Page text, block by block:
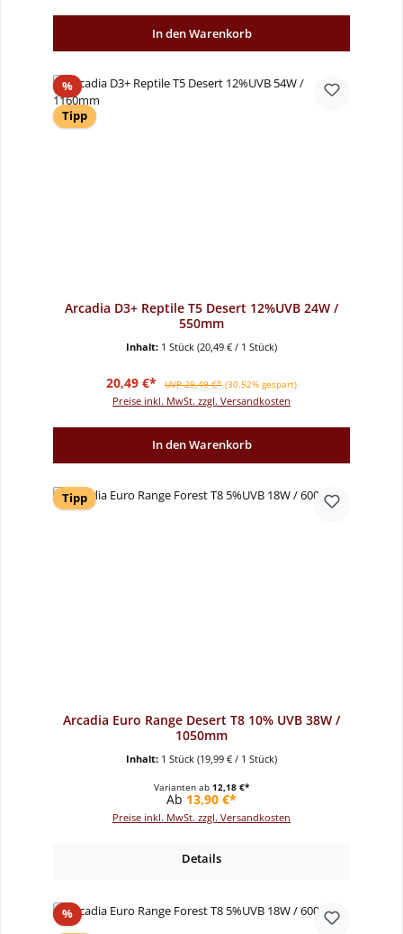
In den Warenkorb
%Rabatt
Tipp
Arcadia D3+ Reptile T5 Desert 12%UVB 24W /
550mm
Inhalt: 1 Stück (20,49 € / 1 Stück)
Verkaufspreis:
20,49 €* Regulärer Preis:
UVP 29,49 €* (30.52% gespart)
Preise inkl. MwSt. zzgl. Versandkosten
In den Warenkorb
Tipp
Arcadia Euro Range Desert T8 10% UVB 38W /
1050mm
Inhalt: 1 Stück (19,99 € / 1 Stück)
Varianten ab 12,18 €*
Regulärer Preis:
Ab 13,90 €*
Preise inkl. MwSt. zzgl. Versandkosten
Details
%Rabatt